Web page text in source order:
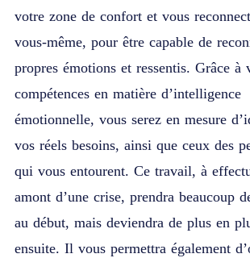
votre zone de confort et vous
vous-même, pour être capable de
propres émotions et ressentis. Grâce à
compétences en matière d’intelligence
émotionnelle, vous serez en mesure
vos réels besoins, ainsi que ceux des
qui vous entourent. Ce travail, à
amont d’une crise, prendra beaucoup
au début, mais deviendra de plus en
ensuite. Il vous permettra également